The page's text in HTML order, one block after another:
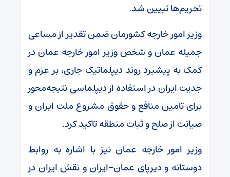
تحریم‌ها تبیین شد.
وزیر امور خارجه کشورمان ضمن تقدیر از مساعی
جمیله عمان و شخص وزیر امور خارجه عمان در
کمک به پیشبرد روند دیپلماتیک جاری، بر عزم و
جدیت ایران در استفاده از دیپلماسی نتیجه‌محور
برای تامین منافع و حقوق مشروع ملت ایران و
صیانت از صلح و ثبات منطقه تاکید کرد.
وزیر امور خارجه عمان نیز با اشاره به روابط
دوستانه و دیرپای عمان-ایران و نقش ایران در